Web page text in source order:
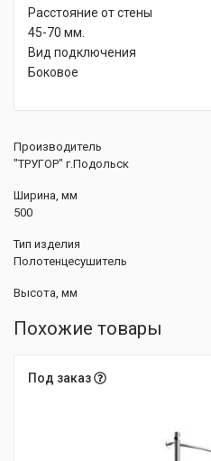
Расстояние от стены
45-70 мм.
Вид подключения
Боковое
Производитель
"ТРУГОР" г.Подольск
Ширина, мм
500
Тип изделия
Полотенцесушитель
Высота, мм
Похожие товары
Под заказ